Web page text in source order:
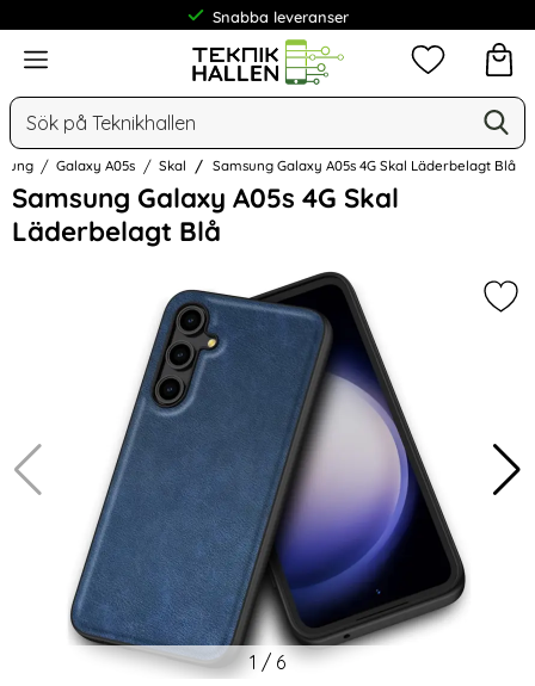
Snabba leveranser
Frakt från 19 kr
Meny
Sök
Mina
Galaxy A05s Skal Samsung Galaxy A05s 4G Skal Läderbelagt Blå
Samsung Galaxy A05s 4G Skal
Läderbelagt Blå
Hoppa
över
Bilder
1 / 6